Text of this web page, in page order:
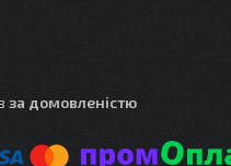
за домовленістю